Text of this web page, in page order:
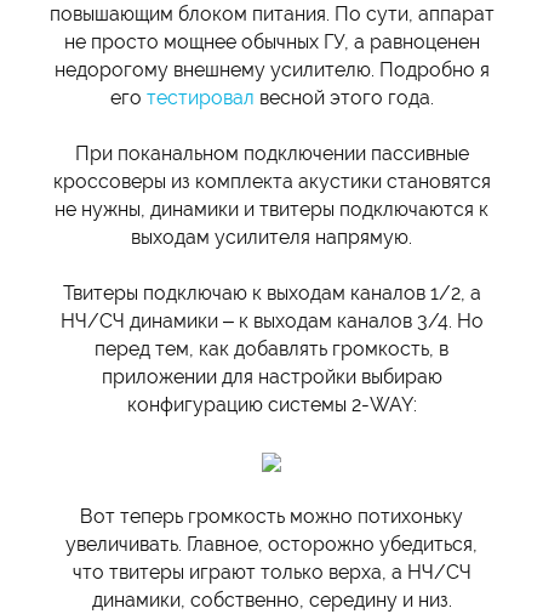
повышающим блоком питания. По сути, аппарат
не просто мощнее обычных ГУ, а равноценен
недорогому внешнему усилителю. Подробно я
его тестировал весной этого года.
При поканальном подключении пассивные
кроссоверы из комплекта акустики становятся
не нужны, динамики и твитеры подключаются к
выходам усилителя напрямую.
Твитеры подключаю к выходам каналов 1/2, а
НЧ/СЧ динамики – к выходам каналов 3/4. Но
перед тем, как добавлять громкость, в
приложении для настройки выбираю
конфигурацию системы 2-WAY:
Вот теперь громкость можно потихоньку
увеличивать. Главное, осторожно убедиться,
что твитеры играют только верха, а НЧ/СЧ
динамики, собственно, середину и низ.